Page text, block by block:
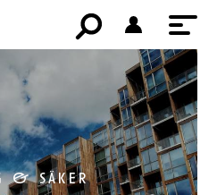
& säker